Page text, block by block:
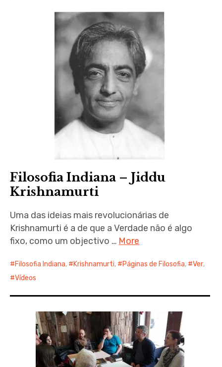
Filosofia Indiana – Jiddu
Krishnamurti
Uma das ideias mais revolucionárias de
Krishnamurti é a de que a Verdade não é algo
fixo, como um objectivo … More
Filosofia Indiana, Krishnamurti, Páginas de Filosofia, Ver,
Vídeos